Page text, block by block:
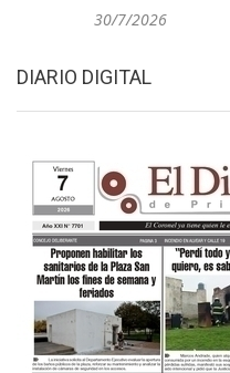
30/7/2026
DIARIO DIGITAL